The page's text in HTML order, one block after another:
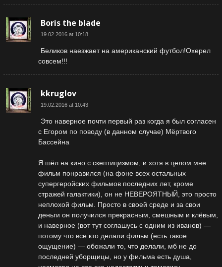
Boris the blade
19.02.2016 at 10:18
Беликов наезжает на американский футбол!Охерел
совсем!!!
kkruglov
19.02.2016 at 10:43
Это наверное почти первый раз когда я был согласен
с Егором по поводу (в данном случае) Мёртвого
Бассейна
Я шёл на кино с скептицизмом, и хотя в целом мне
фильм понравился (на фоне всех остальных
супергеройских фильмов последних лет, кроме
стражей галактики), он не НЕВЕРОЯТНЫЙ, это просто
неплохой фильм. Просто в своей среде и за свои
деньги он получился прекрасным, смешным и клёвым,
и наверное (вот тут соглашусь с одним из иванов) —
потому что все кто делали фильм (есть такое
ощущение) — обожали то, что делали, мб не до
последней уборщицы, но у фильма есть душа,